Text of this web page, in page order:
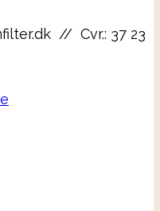
// Cvr.: 37 23